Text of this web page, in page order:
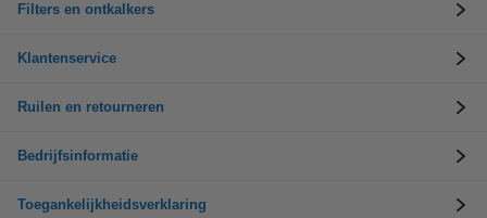
Filters en ontkalkers
Klantenservice
Ruilen en retourneren
Bedrijfsinformatie
Toegankelijkheidsverklaring